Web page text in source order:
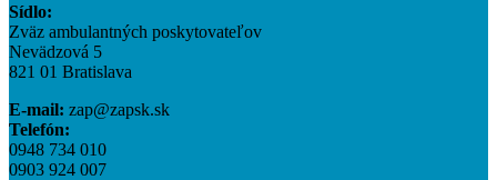
Sídlo:
Zväz ambulantných poskytovateľov
Nevädzová 5
821 01 Bratislava
E-mail: zap@zapsk.sk
Telefón:
0948 734 010
0903 924 007